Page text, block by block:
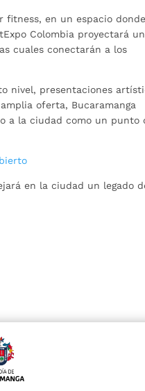
fitness, en un espacio
Colombia proyectará un
cuales conectarán a los
nivel, presentaciones
oferta, Bucaramanga
a la ciudad como un punto
en la ciudad un legado